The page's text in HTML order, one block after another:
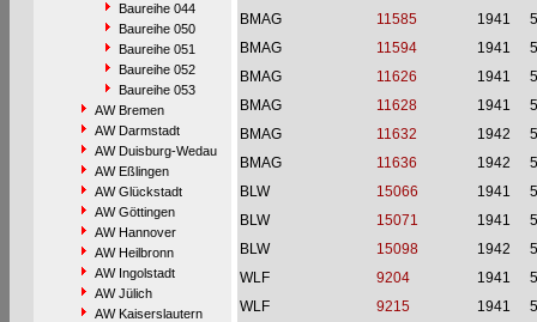
Baureihe 044
Baureihe 050
Baureihe 051
Baureihe 052
Baureihe 053
AW Bremen
AW Darmstadt
AW Duisburg-Wedau
AW Eßlingen
AW Glückstadt
AW Göttingen
AW Hannover
AW Heilbronn
AW Ingolstadt
AW Jülich
AW Kaiserslautern
BMAG
11585 1941
BMAG
11594 1941
BMAG
11626 1941
BMAG
11628 1941
BMAG
11632 1942
BMAG
11636 1942
BLW
15066 1941
BLW
15071 1941
BLW
15098 1942
WLF
9204 1941
WLF
9215 1941